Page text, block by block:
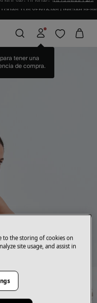
TUS VENTAJAS | INICIAR
tener una
de compra.
to the storing of cookies on
site usage, and assist in